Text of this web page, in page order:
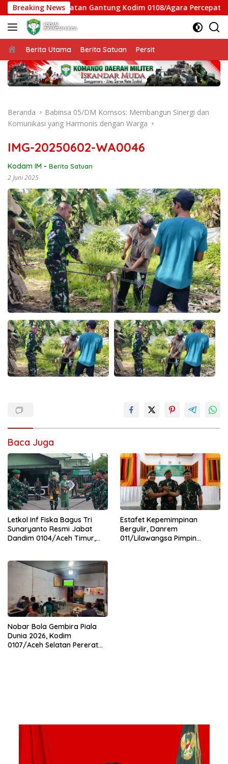
Langsung
ke
konten
Breaking News
Satgas Jembatan Gantung Kodim 0108/Agara Percepat Akses
Beranda
Berita Utama Berita Satuan Persit
Beranda
Babinsa 05/DM Komsos: Membangun Sinergi dan
Komunikasi yang Harmonis dengan Warga
IMG-20250602-WA0046
Kodam IM - Berita Satuan
2 Juni 2025
Baca Juga
Letkol Inf Fiska Bagus Tri
Sunaryanto Resmi Jabat
Dandim 0104/Aceh Timur,
0104/Atim
Estafet Kepemimpinan
Bergulir, Danrem
011/Lilawangsa Pimpin
Nobar Bola Gembira Piala
Dunia 2026, Kodim
0107/Aceh Selatan Pererat